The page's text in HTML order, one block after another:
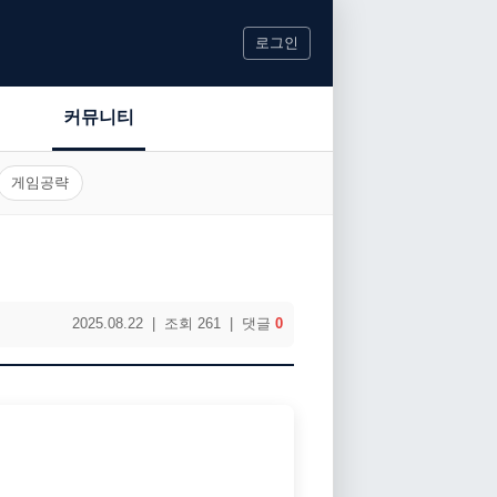
로그인
커뮤니티
게임공략
2025.08.22 | 조회 261 | 댓글 0